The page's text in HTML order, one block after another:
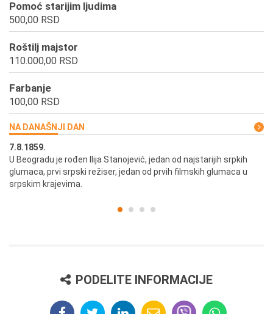
Pomoć starijim ljudima
500,00 RSD
Roštilj majstor
110.000,00 RSD
Farbanje
100,00 RSD
NA DANAŠNJI DAN
7.8.1859.
U Beogradu je rođen Ilija Stanojević, jedan od najstarijih srpkih
glumaca, prvi srpski režiser, jedan od prvih filmskih glumaca u
srpskim krajevima.
PODELITE INFORMACIJE